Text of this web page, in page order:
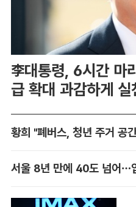
李대통령, 6시간 마
급 확대 과감하게 실
서울 8년 만에 40도 넘어…